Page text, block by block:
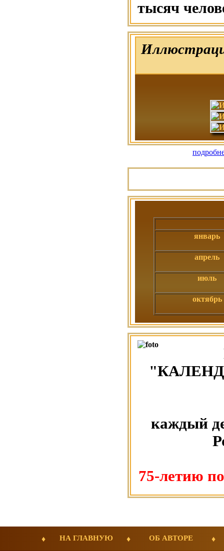
тысяч
январь
апрель
июль
октябрь
каждый
75-летию
НА ГЛАВНУЮ ОБ АВТОРЕ